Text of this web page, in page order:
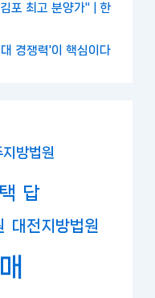
포 최고 분양가" | 한
경쟁력'이 핵심이다
지방법원
답
대전지방법원